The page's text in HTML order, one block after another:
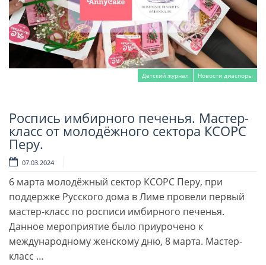
Детский журнал Новости диаспоры
Читать далее
Роспись имбирного печенья. Мастер-
класс от молодёжного сектора КСОРС
Перу.
07.03.2024
6 марта молодёжный сектор КСОРС Перу, при
поддержке Русского дома в Лиме провели первый
мастер-класс по росписи имбирного печенья.
Данное мероприятие было приурочено к
международному женскому дню, 8 марта. Мастер-
класс …